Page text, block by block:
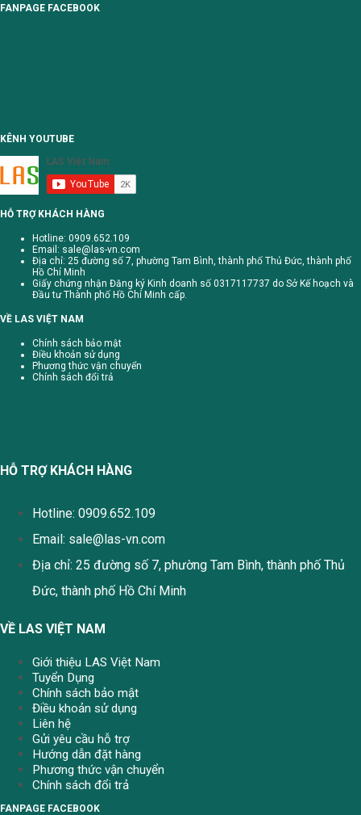
FANPAGE FACEBOOK
KÊNH YOUTUBE
HỖ TRỢ KHÁCH HÀNG
Hotline: 0909.652.109
Email: sale@las-vn.com
Địa chỉ: 25 đường số 7, phường Tam Bình, thành phố Thủ Đức, thành phố
Hồ Chí Minh
Giấy chứng nhận Đăng ký Kinh doanh số 0317117737 do Sở Kế hoạch và
Đầu tư Thành phố Hồ Chí Minh cấp.
VỀ LAS VIỆT NAM
Chính sách bảo mật
Điều khoản sử dụng
Phương thức vận chuyển
Chính sách đổi trả
HỖ TRỢ KHÁCH HÀNG
Hotline: 0909.652.109
Email: sale@las-vn.com
Địa chỉ: 25 đường số 7, phường Tam Bình, thành phố Thủ
Đức, thành phố Hồ Chí Minh
VỀ LAS VIỆT NAM
Giới thiệu LAS Việt Nam
Tuyển Dụng
Chính sách bảo mật
Điều khoản sử dụng
Liên hệ
Gửi yêu cầu hỗ trợ
Hướng dẫn đặt hàng
Phương thức vận chuyển
Chính sách đổi trả
FANPAGE FACEBOOK